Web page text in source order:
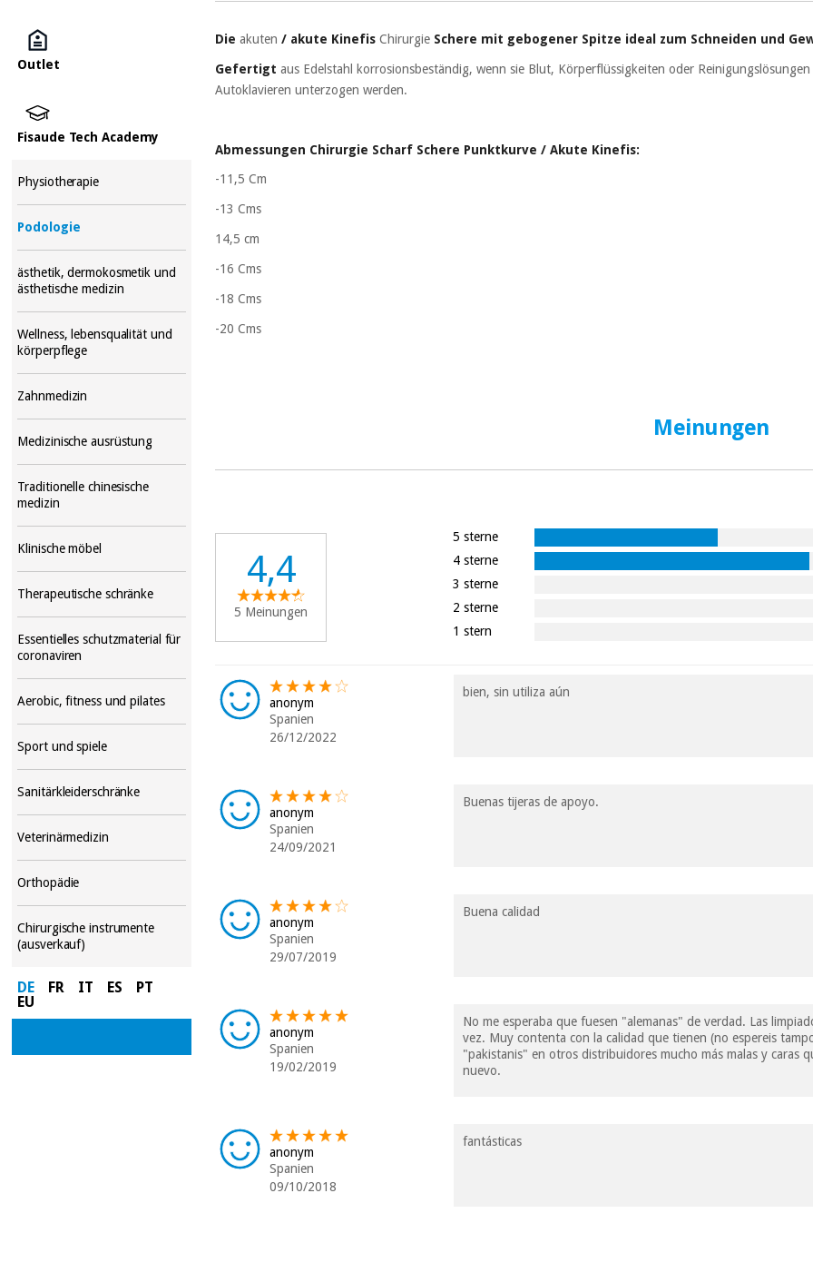
Outlet
Fisaude Tech Academy
Physiotherapie
Podologie
ästhetik, dermokosmetik und
ästhetische medizin
Wellness, lebensqualität und
körperpflege
Zahnmedizin
Medizinische ausrüstung
Traditionelle chinesische
medizin
Klinische möbel
Therapeutische schränke
Essentielles schutzmaterial für
coronaviren
Aerobic, fitness und pilates
Sport und spiele
Sanitärkleiderschränke
Veterinärmedizin
Orthopädie
Chirurgische instrumente
(ausverkauf)
DE FR IT ES
PT
EU
Die akuten/ akute Kinefis Chirurgie Schere mit gebogener Spitze ideal zum Schneiden und
Gefertigt aus Edelstahl korrosionsbeständig, wenn sie Blut, Körperflüssigkeiten oder
Autoklavieren unterzogen werden.
Abmessungen Chirurgie Scharf Schere Punktkurve / Akute Kinefis:
-11,5 Cm
-13 Cms
14,5 cm
-16 Cms
-18 Cms
-20 Cms
Meinungen
4,4
5 Meinungen
5 sterne
4 sterne
3 sterne
2 sterne
1 stern
anonym
Spanien
26/12/2022
bien, sin utiliza aún
anonym
Spanien
24/09/2021
Buenas tijeras de apoyo.
anonym
Spanien
29/07/2019
Buena calidad
anonym
Spanien
19/02/2019
No me esperaba que fuesen "alemanas" de verdad. Las
vez. Muy contenta con la calidad que tienen (no espereis
"pakistanis" en otros distribuidores mucho más malas y caras
nuevo.
anonym
Spanien
09/10/2018
fantásticas